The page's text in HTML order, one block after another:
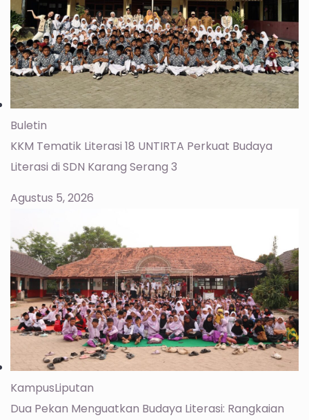
Buletin
KKM Tematik Literasi 18 UNTIRTA Perkuat Budaya
Literasi di SDN Karang Serang 3
Agustus 5, 2026
KampusLiputan
Dua Pekan Menguatkan Budaya Literasi: Rangkaian